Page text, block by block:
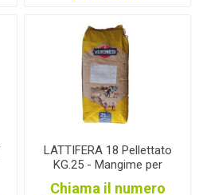
LATTIFERA 18 Pellettato
KG.25 - Mangime per
vacche da latte Veronesi
Chiama il numero